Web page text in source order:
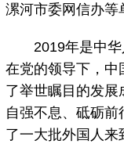
漯河市委网信办等
2019年是中华
在党的领导下，中
了举世瞩目的发
自强不息、砥砺前
了一大批外国人来